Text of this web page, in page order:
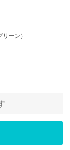
ーン）